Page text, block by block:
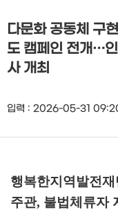
다문화 공동체 구
도 캠페인 전개…
사 개최
입력 : 2026-05-31
행복한지역발전재
주관, 불법체류자